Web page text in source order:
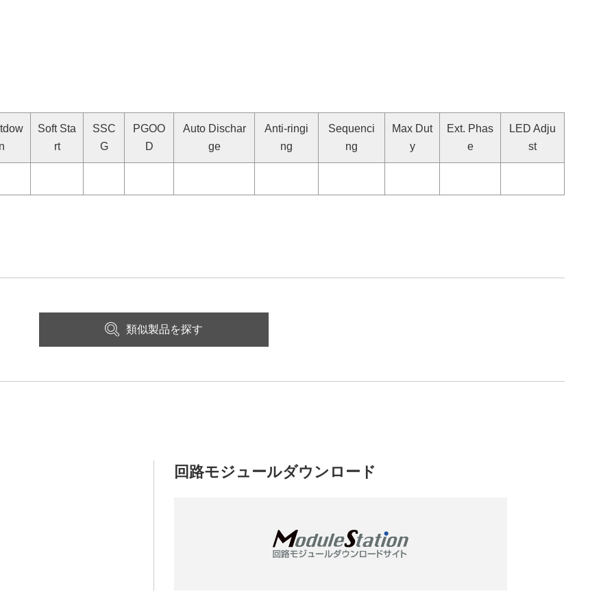
Soft Sta
rt
SSC
G
PGOO
D
Auto Dischar
ge
Anti-ringi
ng
Sequenci
ng
Max Dut
y
Ext. Phas
e
LED Adju
st
類似製品を探す
回路モジュールダウンロード